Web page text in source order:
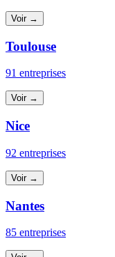
Voir →
Toulouse
91 entreprises
Voir →
Nice
92 entreprises
Voir →
Nantes
85 entreprises